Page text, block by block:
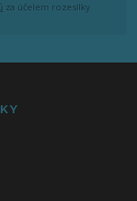
za účelem rozesílky